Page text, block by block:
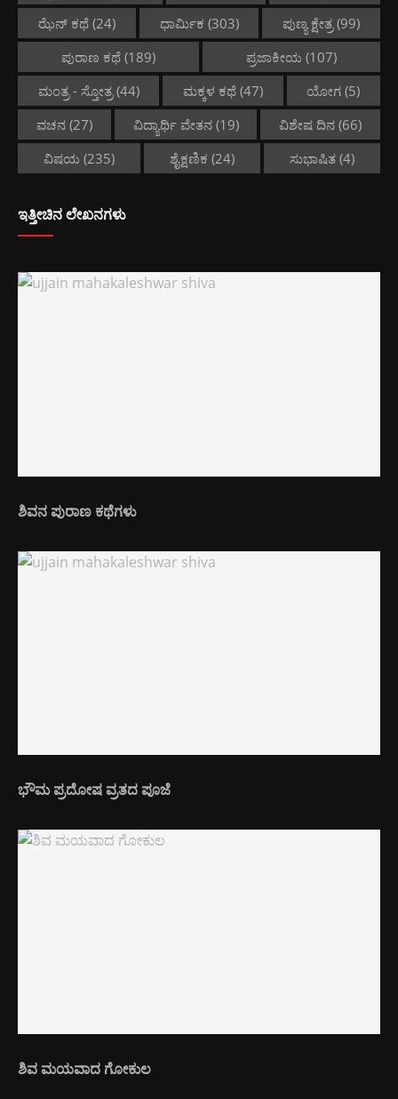
ಝೆನ್ ಕಥೆ(24) ಧಾರ್ಮಿಕ (303) ಪುಣ್ಯ ಕ್ಷೇತ್ರ(99)
ಪುರಾಣ ಕಥೆ (189) ಪ್ರಜಾಕೀಯ (107)
ಮಂತ್ರ - ಸ್ತೋತ್ರ(44) ಮಕ್ಕಳ ಕಥೆ(47) ಯೋಗ (5)
ವಚನ(27) ವಿದ್ಯಾರ್ಥಿ ವೇತನ(19) ವಿಶೇಷ ದಿನ (66)
ವಿಷಯ (235) ಶೈಕ್ಷಣಿಕ (24) ಸುಭಾಷಿತ (4)
ಇತ್ತೀಚಿನ ಲೇಖನಗಳು
ಶಿವನ ಪುರಾಣ ಕಥೆಗಳು
ಭೌಮ ಪ್ರದೋಷ ವ್ರತದ ಪೂಜೆ
ಶಿವ ಮಯವಾದ ಗೋಕುಲ